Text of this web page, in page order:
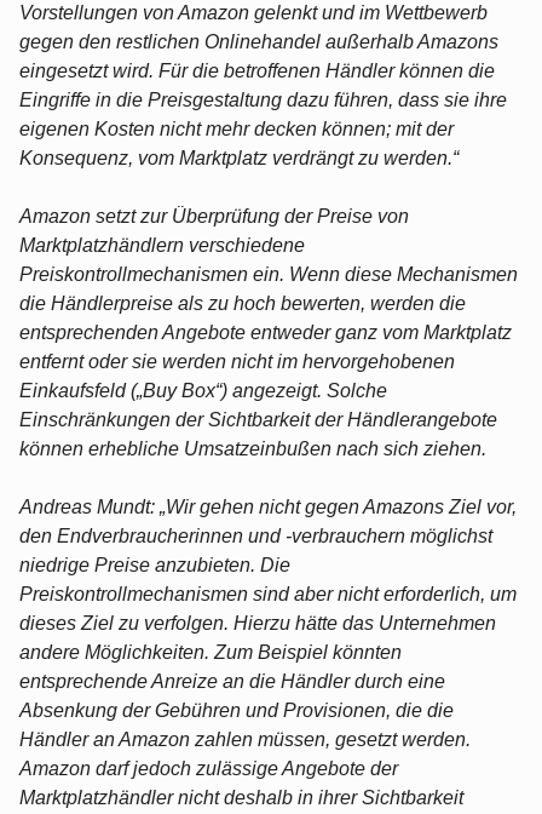
Vorstellungen von Amazon gelenkt und im Wettbewerb
gegen den restlichen Onlinehandel außerhalb Amazons
eingesetzt wird. Für die betroffenen Händler können die
Eingriffe in die Preisgestaltung dazu führen, dass sie ihre
eigenen Kosten nicht mehr decken können; mit der
Konsequenz, vom Marktplatz verdrängt zu werden.“
Amazon setzt zur Überprüfung der Preise von
Marktplatzhändlern verschiedene
Preiskontrollmechanismen ein. Wenn diese Mechanismen
die Händlerpreise als zu hoch bewerten, werden die
entsprechenden Angebote entweder ganz vom Marktplatz
entfernt oder sie werden nicht im hervorgehobenen
Einkaufsfeld („Buy Box“) angezeigt. Solche
Einschränkungen der Sichtbarkeit der Händlerangebote
können erhebliche Umsatzeinbußen nach sich ziehen.
Andreas Mundt: „Wir gehen nicht gegen Amazons Ziel vor,
den Endverbraucherinnen und -verbrauchern möglichst
niedrige Preise anzubieten. Die
Preiskontrollmechanismen sind aber nicht erforderlich, um
dieses Ziel zu verfolgen. Hierzu hätte das Unternehmen
andere Möglichkeiten. Zum Beispiel könnten
entsprechende Anreize an die Händler durch eine
Absenkung der Gebühren und Provisionen, die die
Händler an Amazon zahlen müssen, gesetzt werden.
Amazon darf jedoch zulässige Angebote der
Marktplatzhändler nicht deshalb in ihrer Sichtbarkeit